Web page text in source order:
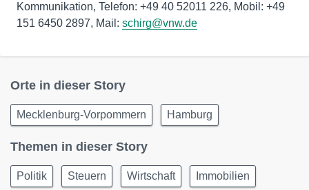
Kommunikation, Telefon: +49 40 52011 226, Mobil: +49
151 6450 2897, Mail: schirg@vnw.de
Orte in dieser Story
Mecklenburg-Vorpommern Hamburg
Themen in dieser Story
Politik Steuern Wirtschaft Immobilien